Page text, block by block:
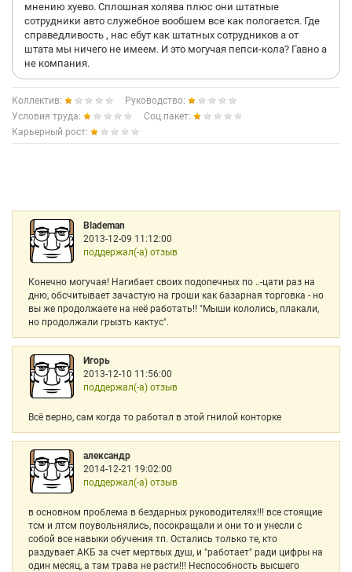
мнению хуево. Сплошная холява плюс они штатные
сотрудники авто служебное вообшем все как пологается. Где
справедливость , нас ебут как штатных сотрудников а от
штата мы ничего не имеем. И это могучая пепси-кола? Гавно а
не компания.
Коллектив:
Руководство:
Условия труда:
Соц.пакет:
Карьерный рост:
Blademan
2013-12-09 11:12:00
поддержал(-а) отзыв
Конечно могучая! Нагибает своих подопечных по ..-цати раз на
дню, обсчитывает зачастую на гроши как базарная торговка - но
вы же продолжаете на неё работать!! "Мыши кололись, плакали,
но продолжали грызть кактус".
Игорь
2013-12-10 11:56:00
поддержал(-а) отзыв
Всё верно, сам когда то работал в этой гнилой конторке
александр
2014-12-21 19:02:00
поддержал(-а) отзыв
в основном проблема в бездарных руководителях!!! все стоящие
тсм и лтсм поувольнялись, посокращали и они то и унесли с
собой все навыки обучения тп. Остались только те, кто
раздувает АКБ за счет мертвых душ, и "работает" ради цифры на
один месяц, а там трава не расти!!! Неспособность высшего